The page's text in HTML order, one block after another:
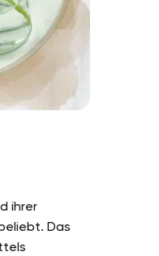
ihrer
Das